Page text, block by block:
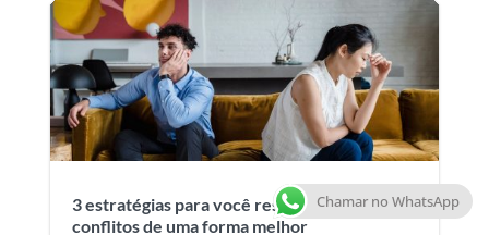
3 estratégias para você resolver
conflitos de uma forma melhor
Chamar no WhatsApp